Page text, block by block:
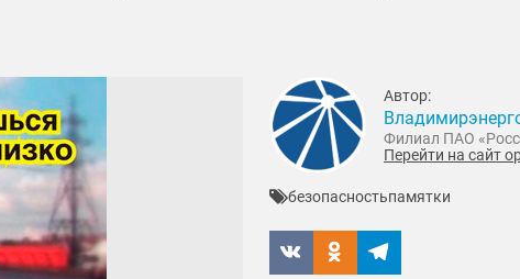
Автор:
Филиал ПАО
Перейти на сайт
безопасностьпамятки